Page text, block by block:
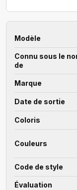
Modèle
Connu sous le
de
Marque
Date de sortie
Coloris
Couleurs
Code de style
Évaluation